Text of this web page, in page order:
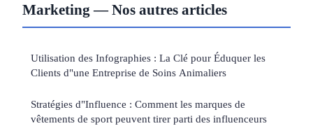
Marketing — Nos autres articles
Utilisation des Infographies : La Clé pour Éduquer les
Clients d"une Entreprise de Soins Animaliers
Stratégies d"Influence : Comment les marques de
vêtements de sport peuvent tirer parti des influenceurs